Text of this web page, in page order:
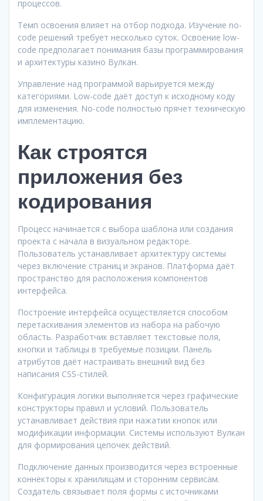
процессов.
Темп освоения влияет на отбор подхода. Изучение no-
code решений требует несколько суток. Освоение low-
code предполагает понимания базы программирования
и архитектуры казино Вулкан.
Управление над программой варьируется между
категориями. Low-code даёт доступ к исходному коду
для изменения. No-code полностью прячет техническую
имплементацию.
Как строятся
приложения без
кодирования
Процесс начинается с выбора шаблона или создания
проекта с начала в визуальном редакторе.
Пользователь устанавливает архитектуру системы
через включение страниц и экранов. Платформа даёт
пространство для расположения компонентов
интерфейса.
Построение интерфейса осуществляется способом
перетаскивания элементов из набора на рабочую
область. Разработчик вставляет текстовые поля,
кнопки и таблицы в требуемые позиции. Панель
атрибутов даёт настраивать внешний вид без
написания CSS-стилей.
Конфигурация логики выполняется через графические
конструкторы правил и условий. Пользователь
устанавливает действия при нажатии кнопок или
модификации информации. Системы используют Вулкан
для формирования цепочек действий.
Подключение данных производится через встроенные
коннекторы к хранилищам и сторонним сервисам.
Создатель связывает поля формы с источниками